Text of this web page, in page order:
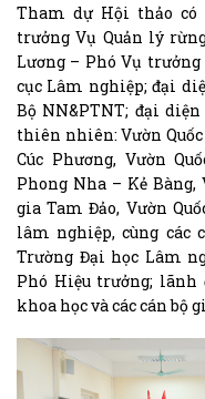
Tham dự Hội thảo có
trưởng Vụ Quản lý
Lương – Phó Vụ
cục Lâm nghiệp; đại
Bộ NN&PTNT; đại
thiên nhiên: Vườn
Cúc Phương, Vườn
Phong Nha – Kẻ Bàng,
gia Tam Đảo, Vườn
lâm nghiệp, cùng các
Trường Đại học Lâm
Phó Hiệu trưởng; lãnh
khoa học và các cán bộ